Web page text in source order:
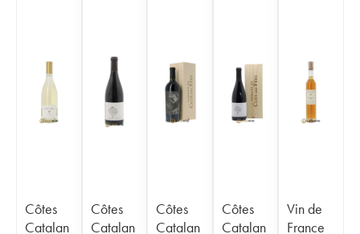
Côtes
Catalan
Côtes
Catalan
Côtes
Catalan
Côtes
Catalan
Vin de
France